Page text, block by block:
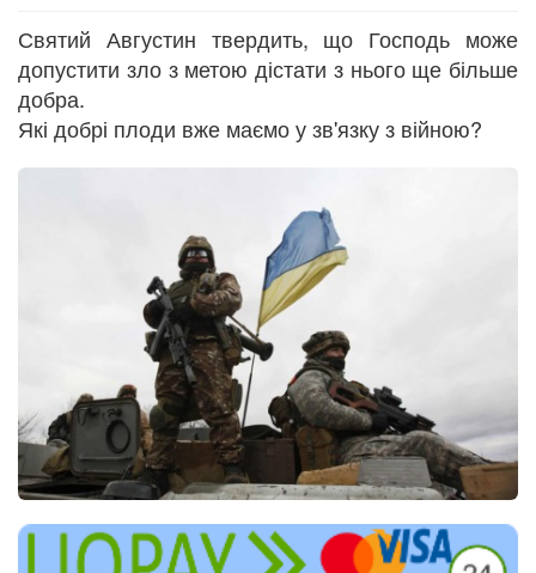
Святий Августин твердить, що Господь може
допустити зло з метою дістати з нього ще більше
добра.
Які добрі плоди вже маємо у зв'язку з війною?